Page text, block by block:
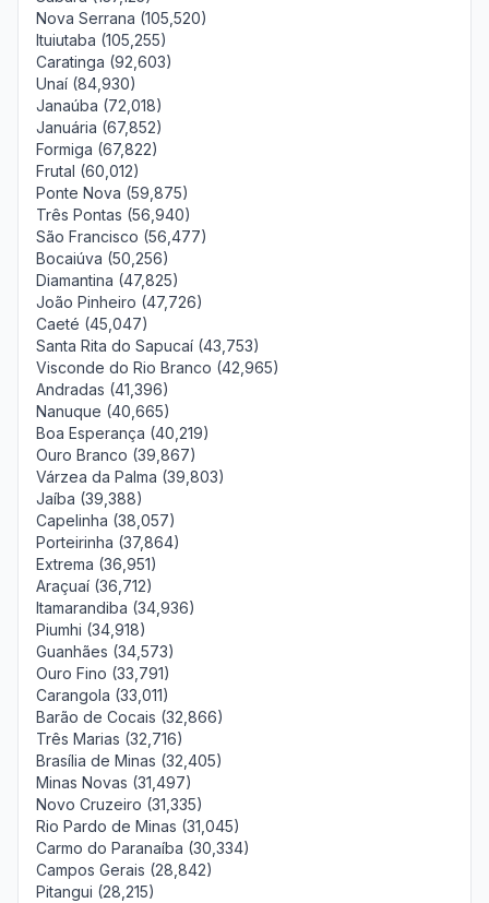
Nova Serrana (105,520)
Ituiutaba (105,255)
Caratinga (92,603)
Unaí (84,930)
Janaúba (72,018)
Januária (67,852)
Formiga (67,822)
Frutal (60,012)
Ponte Nova (59,875)
Três Pontas (56,940)
São Francisco (56,477)
Bocaiúva (50,256)
Diamantina (47,825)
João Pinheiro (47,726)
Caeté (45,047)
Santa Rita do Sapucaí (43,753)
Visconde do Rio Branco (42,965)
Andradas (41,396)
Nanuque (40,665)
Boa Esperança (40,219)
Ouro Branco (39,867)
Várzea da Palma (39,803)
Jaíba (39,388)
Capelinha (38,057)
Porteirinha (37,864)
Extrema (36,951)
Araçuaí (36,712)
Itamarandiba (34,936)
Piumhi (34,918)
Guanhães (34,573)
Ouro Fino (33,791)
Carangola (33,011)
Barão de Cocais (32,866)
Três Marias (32,716)
Brasília de Minas (32,405)
Minas Novas (31,497)
Novo Cruzeiro (31,335)
Rio Pardo de Minas (31,045)
Carmo do Paranaíba (30,334)
Campos Gerais (28,842)
Pitangui (28,215)